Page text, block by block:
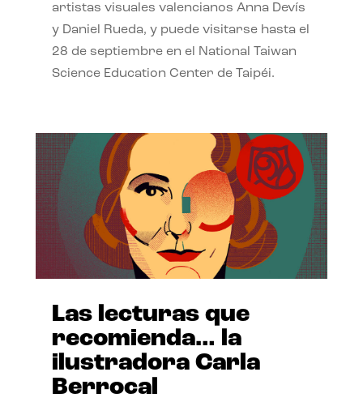
artistas visuales valencianos Anna Devís
y Daniel Rueda, y puede visitarse hasta el
28 de septiembre en el National Taiwan
Science Education Center de Taipéi.
Las lecturas que
recomienda… la
ilustradora Carla
Berrocal